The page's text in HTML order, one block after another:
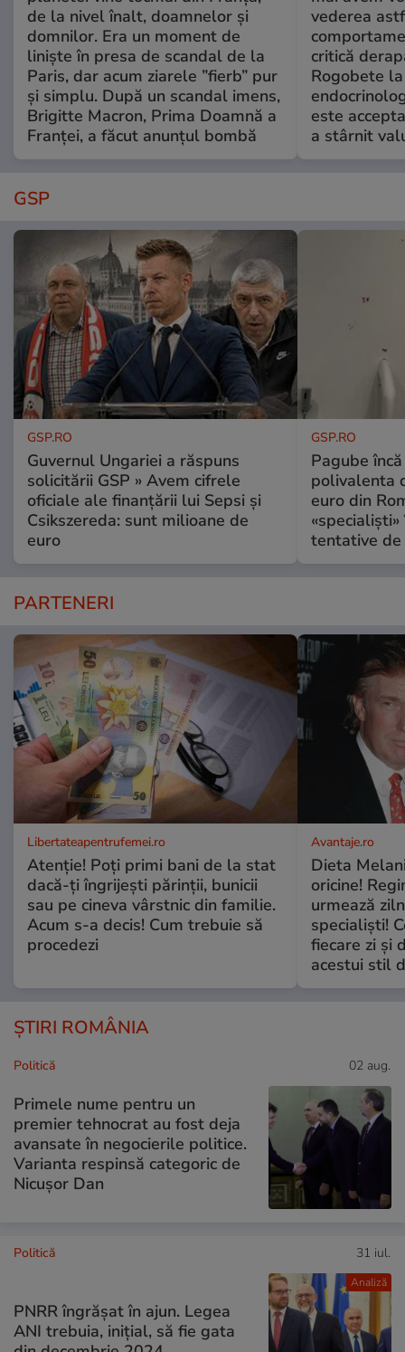
de la nivel înalt, doamnelor și
domnilor. Era un moment de
liniște în presa de scandal de la
Paris, dar acum ziarele ”fierb” pur
și simplu. După un scandal imens,
Brigitte Macron, Prima Doamnă a
Franței, a făcut anunțul bombă
vederea
critică
Rogobete
este
a stârnit
GSP
GSP.RO
Guvernul Ungariei a răspuns
solicitării GSP » Avem cifrele
oficiale ale finanțării lui Sepsi și
Csikszereda: sunt milioane de
euro
GSP.RO
Pagube
polivalenta
euro din
tentative de
PARTENERI
Libertateapentrufemei.ro
Atenție! Poți primi bani de la stat
dacă-ți îngrijești părinții, bunicii
sau pe cineva vârstnic din familie.
Acum s-a decis! Cum trebuie să
procedezi
Avantaje.ro
Dieta
oricine!
urmează
specialiști!
fiecare zi și
acestui stil
ȘTIRI ROMÂNIA
Politică 02 aug.
Primele nume pentru un
premier tehnocrat au fost deja
avansate în negocierile politice.
Varianta respinsă categoric de
Nicușor Dan
Analiză
Politică 31 iul.
PNRR îngrășat în ajun. Legea
ANI trebuia, inițial, să fie gata